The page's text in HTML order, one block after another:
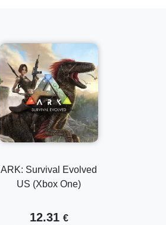
ARK: Survival Evolved
US (Xbox One)
12.31 €